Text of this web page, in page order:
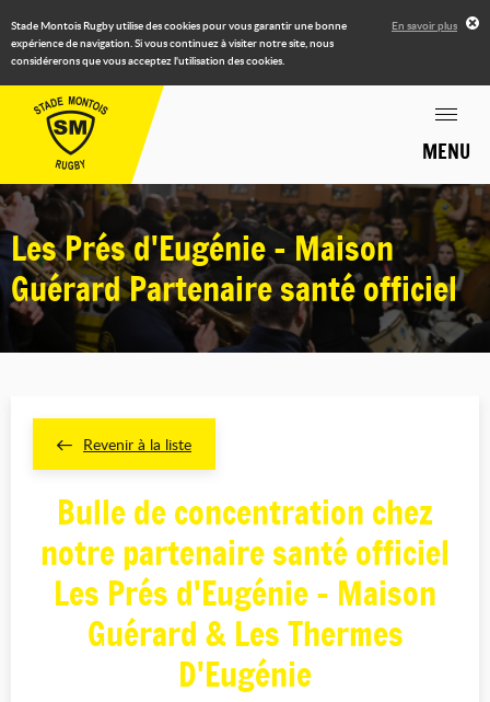
Stade Montois Rugby utilise des cookies pour vous garantir une bonne
expérience de navigation. Si vous continuez à visiter notre site, nous
considérerons que vous acceptez l'utilisation des cookies.
En savoir plus
MENU
Les Prés d'Eugénie - Maison
Guérard Partenaire santé officiel
Revenir à la liste
Bulle de concentration chez
notre partenaire santé officiel
Les Prés d'Eugénie - Maison
Guérard & Les Thermes
D'Eugénie